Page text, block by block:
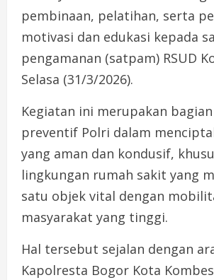
pembinaan, pelatihan, serta
motivasi dan edukasi kepada
pengamanan (satpam) RSUD
Selasa (31/3/2026).
Kegiatan ini merupakan
preventif Polri dalam
yang aman dan kondusif,
lingkungan rumah sakit yang
satu objek vital dengan
masyarakat yang tinggi.
Hal tersebut sejalan dengan
Kapolresta Bogor Kota